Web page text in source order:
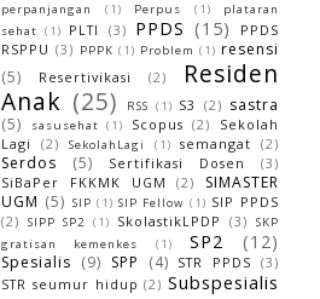
perpanjangan (1) Perpus (1)
plataran
sehat (1) PLTI (3) PPDS (15)
PPDS
RSPPU (3) PPPK (1) Problem (1) resensi
(5)
Resertivikasi (2)
Residen
Anak (25) RSS (1) S3 (2) sastra
(5)
sasusehat (1) Scopus (2)
Sekolah
Lagi
(2) SekolahLagi (1) semangat (2)
Serdos (5) Sertifikasi Dosen
(3)
SiBaPer FKKMK UGM
(2)
SIMASTER
UGM (5) SIP (1) SIP Fellow (1) SIP PPDS
(2)
SIPP SP2 (1) SkolastikLPDP (3)
SKP
gratisan kemenkes
(1) SP2 (12)
Spesialis (9) SPP (4) STR PPDS
(3)
STR seumur hidup (2) Subspesialis